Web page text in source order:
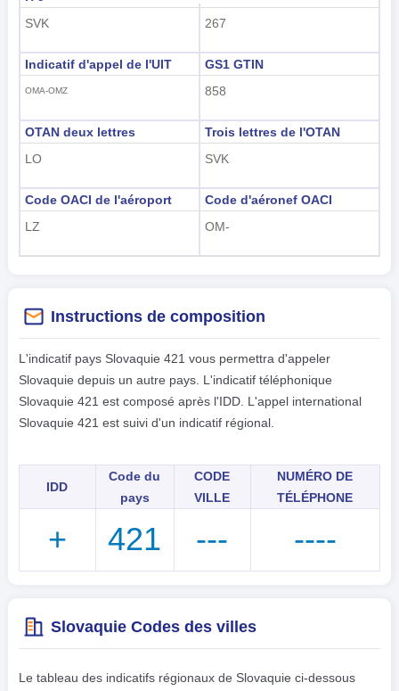
Indonesian
हिंदी
SVK
267
Indicatif d'appel de l'UIT
OMA-OMZ
GS1 GTIN
858
OTAN deux lettres
LO
Trois lettres de l'OTAN
SVK
Code OACI de l'aéroport
LZ
Code d'aéronef OACI
OM-
Instructions de composition
L'indicatif pays Slovaquie 421 vous permettra d'appeler
Slovaquie depuis un autre pays. L'indicatif téléphonique
Slovaquie 421 est composé après l'IDD. L'appel international
Slovaquie 421 est suivi d'un indicatif régional.
IDD
Code du
pays
CODE
VILLE
NUMÉRO DE
TÉLÉPHONE
+ 421 --- ----
Slovaquie Codes des villes
Le tableau des indicatifs régionaux de Slovaquie ci-dessous